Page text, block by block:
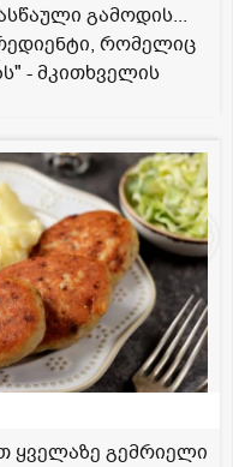
გამოდის...
რომელიც
- მკითხველის
ყველაზე გემრიელი